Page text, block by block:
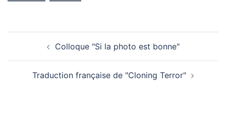
d’article Colloque "Si la photo est bonne"
Traduction française de "Cloning Terror"